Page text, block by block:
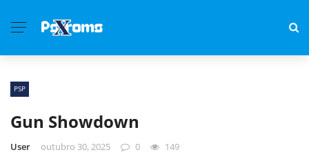
PSP
Gun Showdown
User outubro 30, 2025 0 149